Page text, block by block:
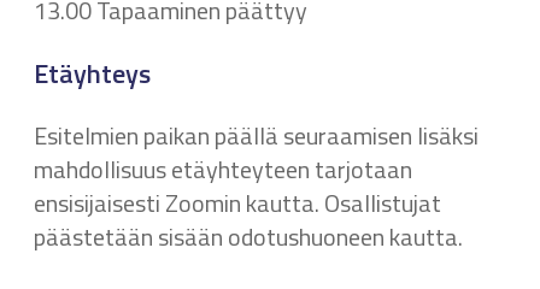
13.00 Tapaaminen päättyy
Etäyhteys
Esitelmien paikan päällä seuraamisen lisäksi
mahdollisuus etäyhteyteen tarjotaan
ensisijaisesti Zoomin kautta. Osallistujat
päästetään sisään odotushuoneen kautta.